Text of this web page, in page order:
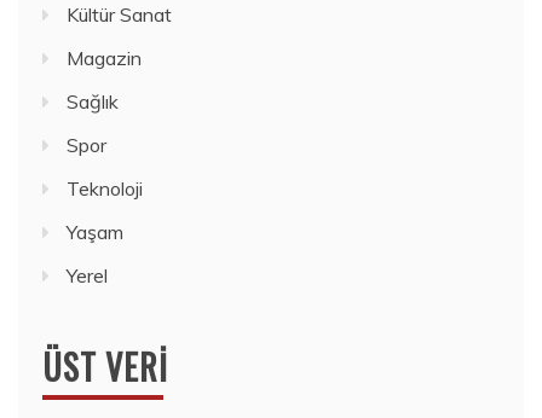
Kültür Sanat
Magazin
Sağlık
Spor
Teknoloji
Yaşam
Yerel
ÜST VERI